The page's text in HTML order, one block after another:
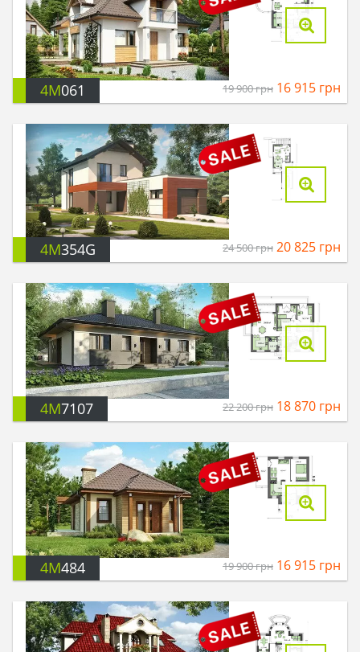
4M061 19 900грн 16 915 грн
4M354G 24 500грн 20 825 грн
4M7107 22 200грн 18 870 грн
4M484 19 900грн 16 915 грн